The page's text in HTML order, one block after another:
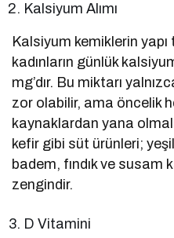
Kalsiyum Alımı
Kalsiyum kemiklerin yapı
kadınların günlük
mg’dır. Bu miktarı
zor olabilir, ama öncelik
kaynaklardan yana
kefir gibi süt ürünleri;
badem, fındık ve susam
zengindir.
D Vitamini